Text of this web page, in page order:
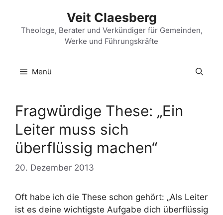
springen
Veit Claesberg
Theologe, Berater und Verkündiger für Gemeinden,
Werke und Führungskräfte
Menü
Fragwürdige These: „Ein
Leiter muss sich
überflüssig machen“
20. Dezember 2013
Oft habe ich die These schon gehört: „Als Leiter
ist es deine wichtigste Aufgabe dich überflüssig